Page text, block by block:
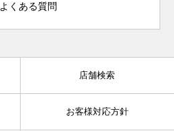
よくある質問
店舗検索
お客様対応方針